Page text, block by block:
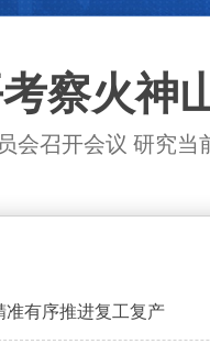
察火神
会召开会议 研究当
准有序推进复工复产